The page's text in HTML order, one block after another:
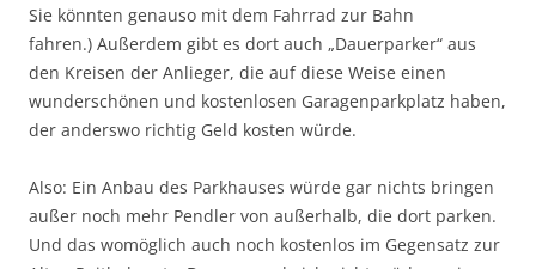
Sie könnten genauso mit dem Fahrrad zur Bahn
fahren.) Außerdem gibt es dort auch „Dauerparker“ aus
den Kreisen der Anlieger, die auf diese Weise einen
wunderschönen und kostenlosen Garagenparkplatz haben,
der anderswo richtig Geld kosten würde.
Also: Ein Anbau des Parkhauses würde gar nichts bringen
außer noch mehr Pendler von außerhalb, die dort parken.
Und das womöglich auch noch kostenlos im Gegensatz zur